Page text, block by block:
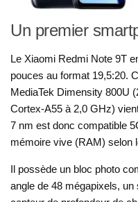
Un premier
Le Xiaomi Redmi Note 9T
pouces au format 19,5:20.
MediaTek Dimensity 800U
Cortex-A55 à 2,0 GHz)
7 nm est donc compatible
mémoire vive (RAM) selon
Il possède un bloc photo
angle de 48 mégapixels,